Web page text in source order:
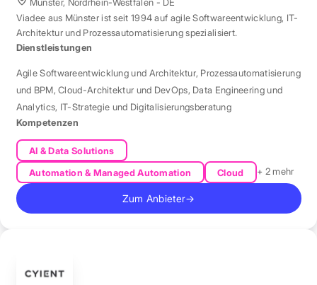
Viadee aus Münster ist seit 1994 auf agile Softwareentwicklung, IT-
Architektur und Prozessautomatisierung spezialisiert.
Dienstleistungen
Agile Softwareentwicklung und Architektur, Prozessautomatisierung
und BPM,Cloud-Architektur und DevOps, Data Engineering und
Analytics, IT-Strategie und Digitalisierungsberatung
Kompetenzen
AI & Data Solutions
Automation & Managed Automation
Cloud + 2 mehr
Zum Anbieter→